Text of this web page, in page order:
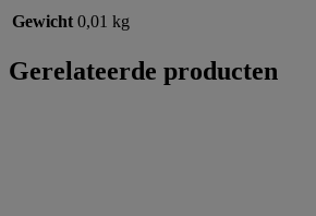
Gewicht 0,01 kg
Gerelateerde producten